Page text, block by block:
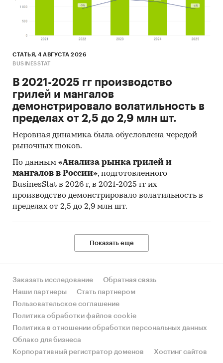
СТАТЬЯ, 4 АВГУСТА 2026
BUSINESSTAT
В 2021-2025 гг производство
грилей и мангалов
демонстрировало волатильность в
пределах от 2,5 до 2,9 млн шт.
Неровная динамика была обусловлена чередой
рыночных шоков.
По данным «Анализа рынка грилей и
мангалов в России», подготовленного
BusinesStat в 2026 г, в 2021-2025 гг их
производство демонстрировало волатильность в
пределах от 2,5 до 2,9 млн шт.
Показать еще
Заказать исследование
Обратная связь
Наши партнеры
Стать партнером
Пользовательское соглашение
Политика обработки файлов cookie
Политика в отношении обработки персональных данных
Облако для бизнеса
Корпоративный регистратор доменов
Хостинг сайтов